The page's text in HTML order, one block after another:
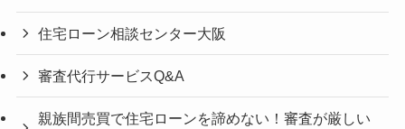
住宅ローン相談センター大阪
審査代行サービスQ&A
親族間売買で住宅ローンを諦めない！審査が厳しい